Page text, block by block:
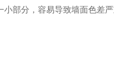
部分，容易导致墙面色差